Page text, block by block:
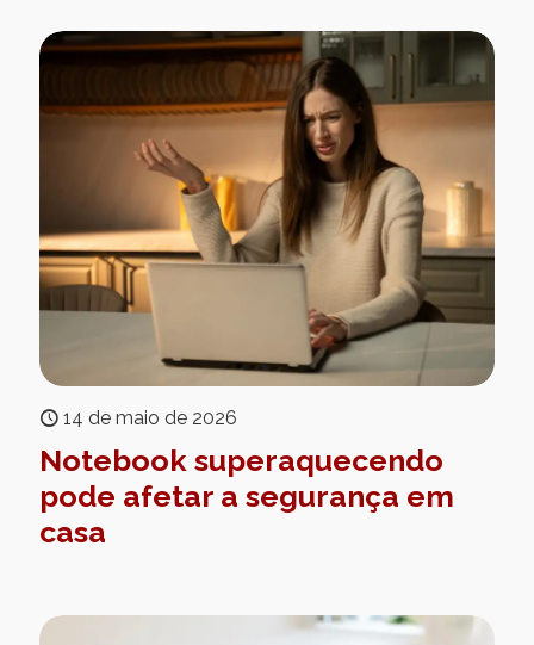
14 de maio de 2026
Notebook superaquecendo
pode afetar a segurança em
casa